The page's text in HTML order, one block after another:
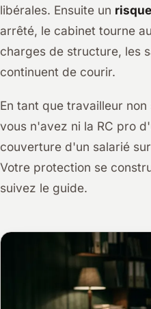
libérales. Ensuite un
arrêté, le cabinet tourne
charges de structure, les
continuent de courir.
En tant que travailleur non
vous n'avez ni la RC pro
couverture d'un salarié
Votre protection se
suivez le guide.